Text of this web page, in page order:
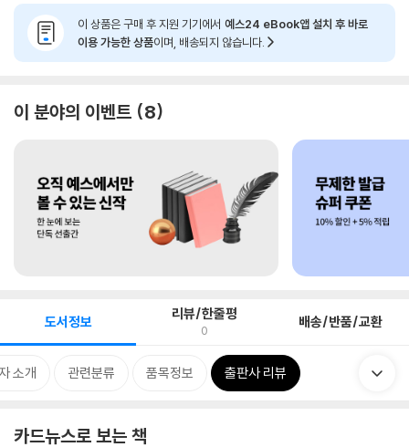
이 상품은 구매 후 지원 기기에서 예스24 eBook앱 설치 후 바로
이용 가능한 상품이며, 배송되지 않습니다.
이 분야의 이벤트 8
도서정보 리뷰/한줄평
0 배송/반품/교환
소개 관련분류 품목정보 출판사 리뷰
카드뉴스로 보는 책